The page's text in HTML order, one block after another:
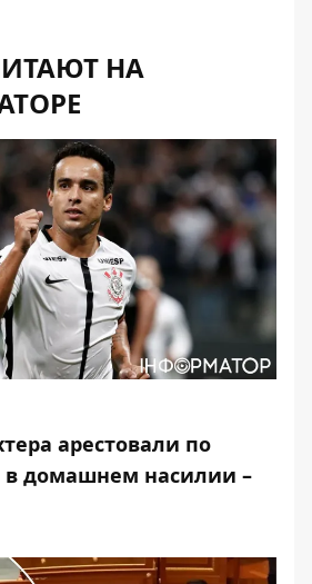
НА
арестовали по
домашнем насилии –